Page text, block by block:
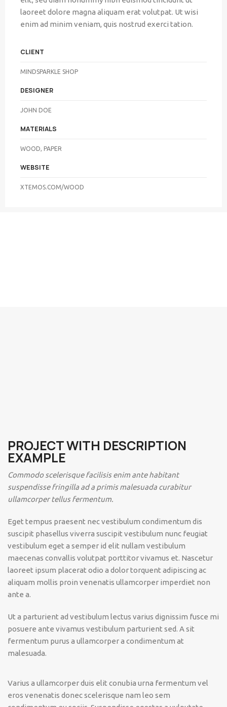
laoreet dolore magna aliquam erat volutpat. Ut wisi
enim ad minim veniam, quis nostrud exerci tation.
CLIENT
MINDSPARKLE SHOP
DESIGNER
JOHN DOE
MATERIALS
WOOD, PAPER
WEBSITE
XTEMOS.COM/WOOD
PROJECT WITH DESCRIPTION
EXAMPLE
Commodo scelerisque facilisis enim ante habitant
suspendisse fringilla ad a primis malesuada curabitur
ullamcorper tellus fermentum.
Eget tempus praesent nec vestibulum condimentum dis
suscipit phasellus viverra suscipit vestibulum nunc feugiat
vestibulum eget a semper id elit nullam vestibulum
maecenas convallis volutpat porttitor vivamus et. Nascetur
laoreet ipsum placerat odio a dolor torquent adipiscing ac
aliquam mollis proin venenatis ullamcorper imperdiet non
ante a.
Ut a parturient ad vestibulum lectus varius dignissim fusce mi
posuere ante vivamus vestibulum parturient sed. A sit
fermentum purus a ullamcorper a condimentum at
malesuada.
Varius a ullamcorper duis elit conubia urna fermentum vel
eros venenatis donec scelerisque nam leo sem